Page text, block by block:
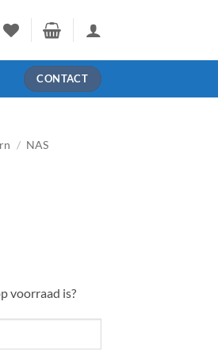
CONTACT
/ NAS
voorraad is?